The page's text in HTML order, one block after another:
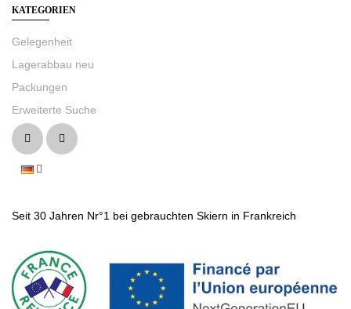
KATEGORIEN
Gelegenheit
Lagerabbau neu
Packungen
Erweiterte Suche
Seit 30 Jahren Nr°1 bei gebrauchten Skiern in Frankreich